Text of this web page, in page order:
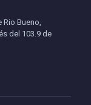
Bueno,
del 103.9 de